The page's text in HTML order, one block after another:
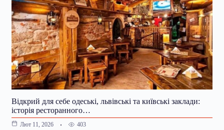
Відкрий для себе одеські, львівські та київські заклади:
історія ресторанного…
Лют 11, 2026 403